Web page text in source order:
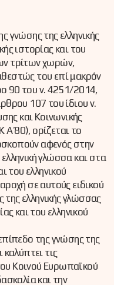
γνώσης της ελληνικής
ιστορίας και του
τρίτων χωρών,
του επί μακρόν
90 του ν. 4251/2014,
107 του ίδιου ν.
και Κοινωνικής
Α΄ 80), ορίζεται το
αφενός στην
γλώσσα και στα
του ελληνικού
σε αυτούς ειδικού
ελληνικής γλώσσας
και του ελληνικού
της γνώσης της
καλύπτει τις
Κοινού Ευρωπαϊκού
και την